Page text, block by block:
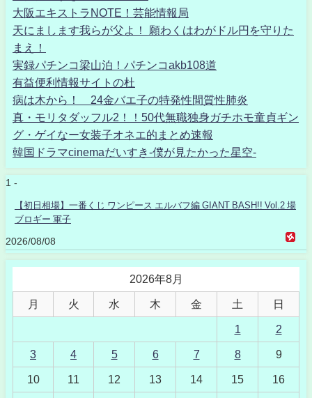
大阪エキストラNOTE！芸能情報局
天にまします我らが父よ！ 願わくはわがドル円を守りた
まえ！
実録パチンコ梁山泊！パチンコakb108道
有益便利情報サイトの杜
病は木から！ 24金バエ子の特発性間質性肺炎
真・モリタダッフル2！！50代無職独身ガチホモ童貞ギン
グ・ゲイなー女装子オネエ的まとめ速報
韓国ドラマcinemaだいすき-僕が見たかった星空-
1 -
【初日相場】一番くじ ワンピース エルバフ編 GIANT BASH!! Vol.2 場
ブロギー 軍子
2026/08/08
2026年8月
月 火 水 木 金 土 日
1 2
3 4 5 6 7 8 9
10 11 12 13 14 15 16